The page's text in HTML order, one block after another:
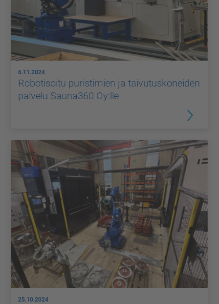
6.11.2024
Robotisoitu puristimien ja taivutuskoneiden
palvelu Sauna360 Oy:lle
25.10.2024